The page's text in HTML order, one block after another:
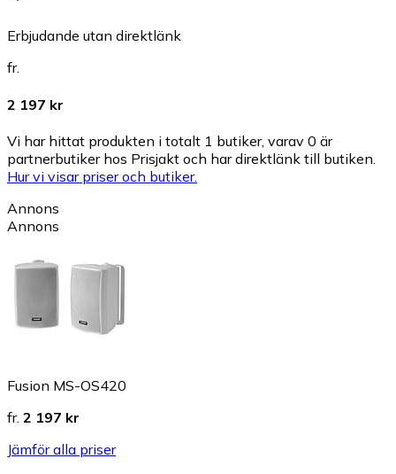
Erbjudande utan direktlänk
fr.
2 197 kr
Vi har hittat produkten i totalt 1 butiker, varav 0 är
partnerbutiker hos Prisjakt och har direktlänk till butiken.
Hur vi visar priser och butiker.
Annons
Annons
Fusion MS-OS420
fr. 2 197 kr
Jämför alla priser